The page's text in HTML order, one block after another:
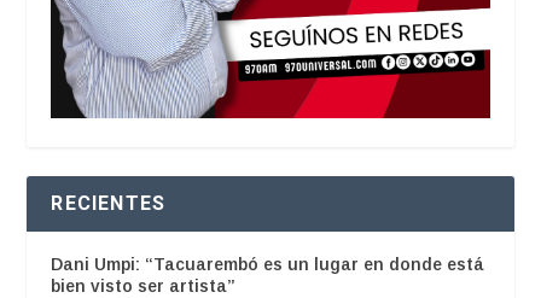
RECIENTES
Dani Umpi: “Tacuarembó es un lugar en donde está
bien visto ser artista”